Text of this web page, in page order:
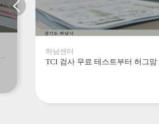
하남센터